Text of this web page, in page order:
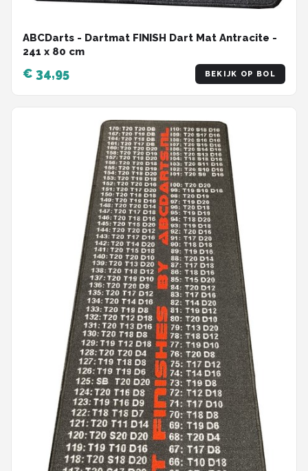
ABCDarts - Dartmat FINISH Dart Mat Antracite -
241 x 80 cm
€ 34,95 BEKIJK OP BOL